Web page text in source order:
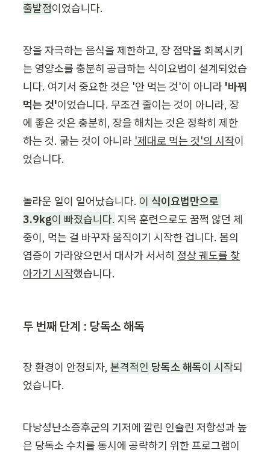
출발점이었습니다.
장을 자극하는 음식을 제한하고, 장 점막을 회복시키
는 영양소를 충분히 공급하는 식이요법이 설계되었습
니다. 여기서 중요한 것은 '안 먹는 것'이 아니라 '바꿔
먹는 것'이었습니다. 무조건 줄이는 것이 아니라, 장
에 좋은 것은 충분히, 장을 해치는 것은 정확히 제한
하는 것. 굶는 것이 아니라 '제대로 먹는 것'의 시작이
었습니다.
놀라운 일이 일어났습니다. 이 식이요법만으로
3.9kg이 빠졌습니다. 지옥 훈련으로도 꿈쩍 않던 체
중이, 먹는 걸 바꾸자 움직이기 시작한 겁니다. 몸의
염증이 가라앉으면서 대사가 서서히 정상 궤도를 찾
아가기 시작했습니다.
두 번째 단계 : 당독소 해독
장 환경이 안정되자, 본격적인 당독소 해독이 시작되
었습니다.
다낭성난소증후군의 기저에 깔린 인슐린 저항성과 높
은 당독소 수치를 동시에 공략하기 위한 프로그램이